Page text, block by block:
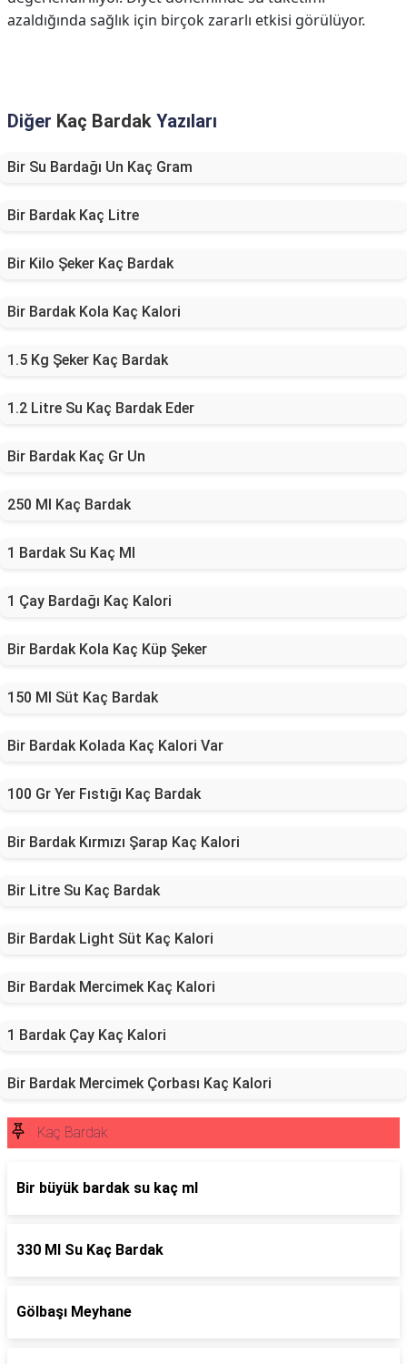
azaldığında sağlık için birçok zararlı etkisi görülüyor.
Diğer Kaç Bardak Yazıları
Bir Su Bardağı Un Kaç Gram
Bir Bardak Kaç Litre
Bir Kilo Şeker Kaç Bardak
Bir Bardak Kola Kaç Kalori
1.5 Kg Şeker Kaç Bardak
1.2 Litre Su Kaç Bardak Eder
Bir Bardak Kaç Gr Un
250 Ml Kaç Bardak
1 Bardak Su Kaç Ml
1 Çay Bardağı Kaç Kalori
Bir Bardak Kola Kaç Küp Şeker
150 Ml Süt Kaç Bardak
Bir Bardak Kolada Kaç Kalori Var
100 Gr Yer Fıstığı Kaç Bardak
Bir Bardak Kırmızı Şarap Kaç Kalori
Bir Litre Su Kaç Bardak
Bir Bardak Light Süt Kaç Kalori
Bir Bardak Mercimek Kaç Kalori
1 Bardak Çay Kaç Kalori
Bir Bardak Mercimek Çorbası Kaç Kalori
Kaç Bardak
Bir büyük bardak su kaç ml
330 Ml Su Kaç Bardak
Gölbaşı Meyhane